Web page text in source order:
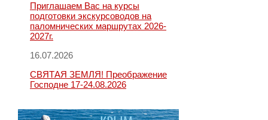
Приглашаем Вас на курсы
подготовки экскурсоводов на
паломнических маршрутах 2026-
2027г.
16.07.2026
СВЯТАЯ ЗЕМЛЯ! Преображение
Господне 17-24.08.2026